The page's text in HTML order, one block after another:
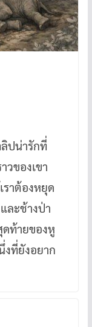
ปน่ารักที่
วของเขา
าต้องหยุด
ละช้างป่า
ท้ายของหู
ที่ยังอยาก